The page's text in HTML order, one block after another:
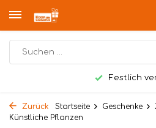
Festlich
Zurück Startseite Geschenke
Künstliche Pflanzen